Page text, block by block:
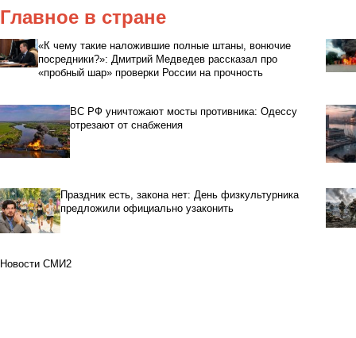
Главное в стране
«К чему такие наложившие полные штаны, вонючие
посредники?»: Дмитрий Медведев рассказал про
«пробный шар» проверки России на прочность
ВС РФ уничтожают мосты противника: Одессу
отрезают от снабжения
Праздник есть, закона нет: День физкультурника
предложили официально узаконить
Новости СМИ2